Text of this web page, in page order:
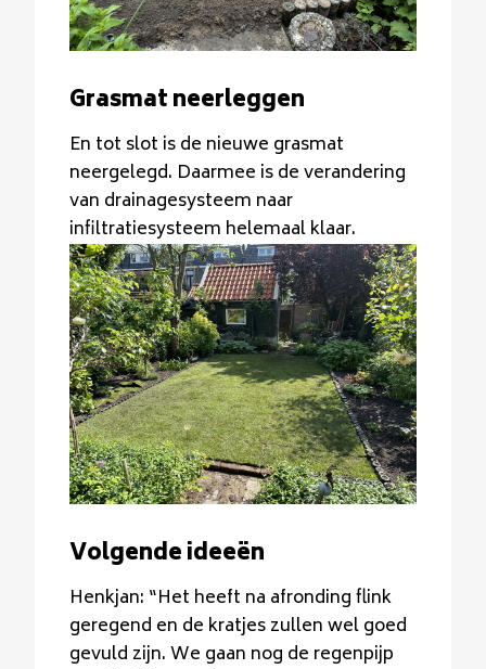
Grasmat neerleggen
En tot slot is de nieuwe grasmat
neergelegd. Daarmee is de verandering
van drainagesysteem naar
infiltratiesysteem helemaal klaar.
Volgende ideeën
Henkjan: “Het heeft na afronding flink
geregend en de kratjes zullen wel goed
gevuld zijn. We gaan nog de regenpijp